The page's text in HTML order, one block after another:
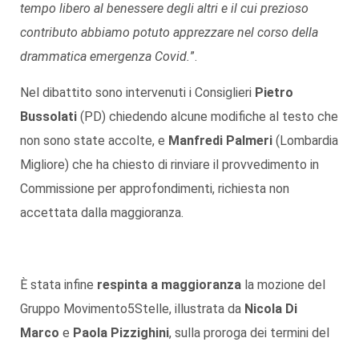
tempo libero al benessere degli altri e il cui prezioso
contributo abbiamo potuto apprezzare nel corso della
drammatica emergenza Covid.”.
Nel dibattito sono intervenuti i Consiglieri Pietro
Bussolati (PD) chiedendo alcune modifiche al testo che
non sono state accolte, e Manfredi Palmeri (Lombardia
Migliore) che ha chiesto di rinviare il provvedimento in
Commissione per approfondimenti, richiesta non
accettata dalla maggioranza.
È stata infine respinta a maggioranza la mozione del
Gruppo Movimento5Stelle, illustrata da Nicola Di
Marco e Paola Pizzighini, sulla proroga dei termini del